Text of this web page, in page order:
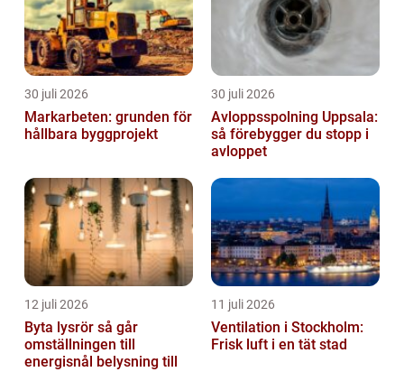
30 juli 2026
Markarbeten: grunden för
hållbara byggprojekt
30 juli 2026
Avloppsspolning Uppsala:
så förebygger du stopp i
avloppet
12 juli 2026
Byta lysrör så går
omställningen till
energisnål belysning till
11 juli 2026
Ventilation i Stockholm:
Frisk luft i en tät stad